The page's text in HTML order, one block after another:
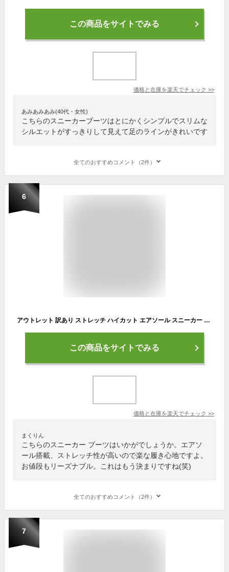
この商品をサイトでみる
価格と在庫を楽天でチェック >>
あみあみあみ(40代・女性)
こちらのスニーカーブーツはとにかくシンプルでスリムな
シルエットがすっきりして見えて足のラインがきれいです
全てのおすすめコメント（2件）
6
アウトレット 訳あり ストレッチ ハイカット エアソール スニーカー ブーツ 厚底スニーカー ショート ブーツ 婦人靴 レディース ソックススニーカー 楽 歩きやすい 痛くない 疲れない エレガント 通勤 可愛い おしゃれ 高品質 黒 ブラック
この商品をサイトでみる
価格と在庫を楽天でチェック >>
まくりん
こちらのスニーカー ブーツはいかがでしょうか。エアソ
ール搭載、ストレッチ性が高いので楽な履き心地ですよ。
お値段もリーズナブル。これはもう決まりですね(笑)
全てのおすすめコメント（2件）
7